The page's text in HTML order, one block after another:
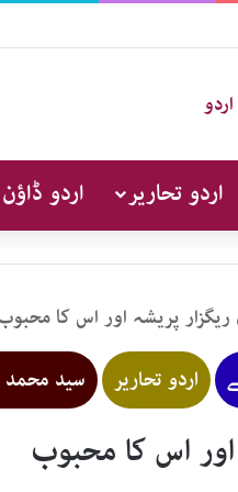
اردو تحاریر اردو
پریشہ اور اس کا
اردو تحاریر سید محمد
اس کا محبوب